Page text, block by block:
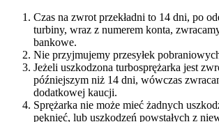
Czas na zwrot przekładni to 14 dni, po
turbiny, wraz z numerem konta,
bankowe.
Nie przyjmujemy przesyłek
Jeżeli uszkodzona turbosprężarka jest
późniejszym niż 14 dni, wówczas
dodatkowej kaucji.
Sprężarka nie może mieć żadnych
pęknięć, lub uszkodzeń powstałych z